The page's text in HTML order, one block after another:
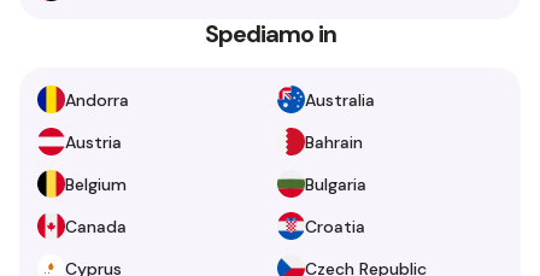
Spediamo in
Andorra
Australia
Austria
Bahrain
Belgium
Bulgaria
Canada
Croatia
Cyprus
Czech Republic